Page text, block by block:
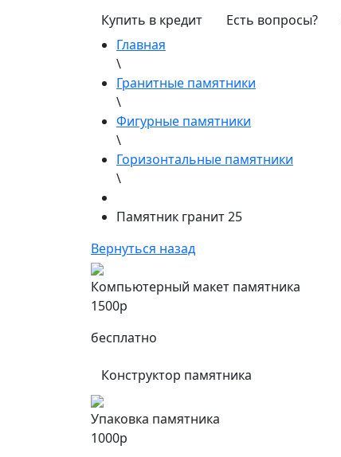
Купить в кредит Есть вопросы?
Главная
\
Гранитные памятники
\
Фигурные памятники
\
Горизонтальные памятники
\
Памятник гранит 25
Вернуться назад
Компьютерный макет памятника
1500р
бесплатно
Конструктор памятника
Упаковка памятника
1000р